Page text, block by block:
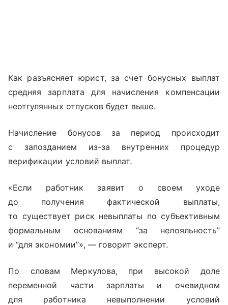
Как разъясняет юрист, за счет бонусных выплат
средняя зарплата для начисления компенсации
неотгулянных отпусков будет выше.
Начисление бонусов за период происходит
с запозданием из-за внутренних процедур
верификации условий выплат.
«Если работник заявит о своем уходе
до получения фактической выплаты,
то существует риск невыплаты по субъективным
формальным основаниям “за нелояльность”
и “для экономии”», — говорит эксперт.
По словам Меркулова, при высокой доле
переменной части зарплаты и очевидном
для работника невыполнении условий